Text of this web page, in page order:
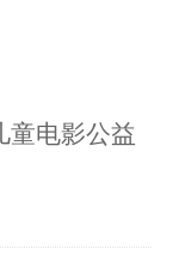
童电影公益